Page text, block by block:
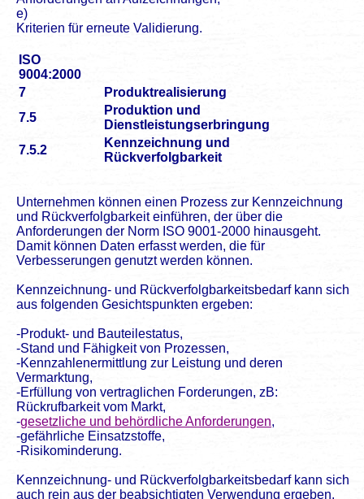
e)
Kriterien für erneute Validierung.
ISO
9004:2000
7
Produktrealisierung
7.5
Produktion und
Dienstleistungserbringung
7.5.2
Kennzeichnung und
Rückverfolgbarkeit
Unternehmen können einen Prozess zur Kennzeichnung
und Rückverfolgbarkeit einführen, der über die
Anforderungen der Norm ISO 9001-2000 hinausgeht.
Damit können Daten erfasst werden, die für
Verbesserungen genutzt werden können.
Kennzeichnung- und Rückverfolgbarkeitsbedarf kann sich
aus folgenden Gesichtspunkten ergeben:
-Produkt- und Bauteilestatus,
-Stand und Fähigkeit von Prozessen,
-Kennzahlenermittlung zur Leistung und deren
Vermarktung,
-Erfüllung von vertraglichen Forderungen, zB:
Rückrufbarkeit vom Markt,
-gesetzliche und behördliche Anforderungen,
-gefährliche Einsatzstoffe,
-Risikominderung.
Kennzeichnung- und Rückverfolgbarkeitsbedarf kann sich
auch rein aus der beabsichtigten Verwendung ergeben.